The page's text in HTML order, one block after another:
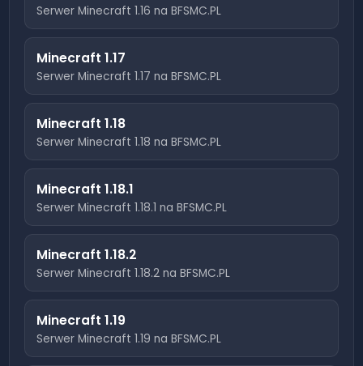
Serwer Minecraft1.16 na BFSMC.PL
Minecraft1.17
Serwer Minecraft1.17 na BFSMC.PL
Minecraft1.18
Serwer Minecraft1.18 na BFSMC.PL
Minecraft1.18.1
Serwer Minecraft1.18.1 na BFSMC.PL
Minecraft1.18.2
Serwer Minecraft1.18.2 na BFSMC.PL
Minecraft1.19
Serwer Minecraft1.19 na BFSMC.PL